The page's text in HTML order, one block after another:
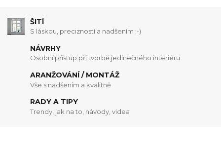
ŠITÍ
S láskou, precizností a nadšením ;-)
NÁVRHY
Osobní přístup při tvorbě jedinečného interiéru
ARANŽOVÁNÍ / MONTÁŽ
Vše s nadšením a kvalitně
RADY A TIPY
Trendy, jak na to, návody, videa